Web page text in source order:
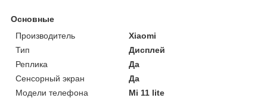
Основные
Производитель
Xiaomi
Тип
Дисплей
Реплика
Да
Сенсорный экран
Да
Модели телефона
Mi 11 lite